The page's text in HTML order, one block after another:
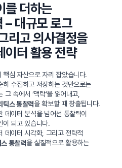
를 더하는
– 대규모 로그
리고 의사결정을
이터 활용 전략
심 자산으로 자리 잡았습니다.
수집하고 저장하는 것만으로는
속에서 ‘맥락’을 읽어내고,
틱스 통찰력을 확보할 때 창출됩니다.
데이터 분석을 넘어선 통찰력이
이 되고 있습니다.
데이터 시각화, 그리고 전략적
통찰력을 실질적으로 활용하는